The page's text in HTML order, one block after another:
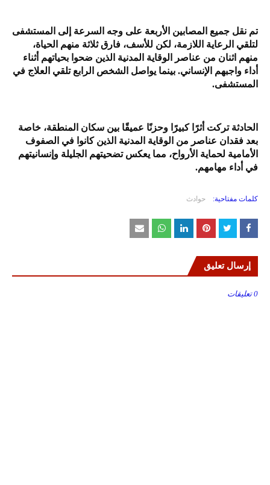
تم نقل جميع المصابين الأربعة على وجه السرعة إلى المستشفى
لتلقي الرعاية اللازمة، لكن للأسف، فارق ثلاثة منهم الحياة،
منهم اثنان من عناصر الوقاية المدنية الذين ضحوا بحياتهم أثناء
أداء واجبهم الإنساني. بينما يواصل الشخص الرابع تلقي العلاج في
المستشفى.
الحادثة تركت أثرًا كبيرًا وحزنًا عميقًا بين سكان المنطقة، خاصة
بعد فقدان عناصر من الوقاية المدنية الذين كانوا في الصفوف
الأمامية لحماية الأرواح، مما يعكس تضحيتهم الجليلة وإنسانيتهم
في أداء مهامهم.
كلمات مفتاحية: حوادث
إرسال تعليق
0 تعليقات